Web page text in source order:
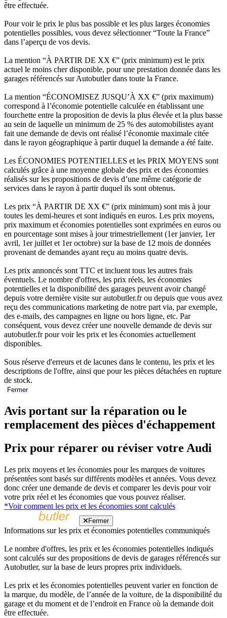
être effectuée.
Pour voir le prix le plus bas possible et les plus larges économies
potentielles possibles, vous devez sélectionner “Toute la France”
dans l’aperçu de vos devis.
La mention “À PARTIR DE XX €” (prix minimum) est le prix
actuel le moins cher disponible, pour une prestation donnée dans les
garages référencés sur Autobutler dans toute la France.
La mention “ÉCONOMISEZ JUSQU’À XX €” (prix maximum)
correspond à l’économie potentielle calculée en établissant une
fourchette entre la proposition de devis la plus élevée et la plus basse
au sein de laquelle un minimum de 25 % des automobilistes ayant
fait une demande de devis ont réalisé l’économie maximale citée
dans le rayon géographique à partir duquel la demande a été faite.
Les ÉCONOMIES POTENTIELLES et les PRIX MOYENS sont
calculés grâce à une moyenne globale des prix et des économies
réalisés sur les propositions de devis d’une même catégorie de
services dans le rayon à partir duquel ils sont obtenus.
Les prix “À PARTIR DE XX €” (prix minimum) sont mis à jour
toutes les demi-heures et sont indiqués en euros. Les prix moyens,
prix maximum et économies potentielles sont exprimées en euros ou
en pourcentage sont mises à jour trimestriellement (1er janvier, 1er
avril, 1er juillet et 1er octobre) sur la base de 12 mois de données
provenant de demandes ayant reçu au moins quatre devis.
Les prix annoncés sont TTC et incluent tous les autres frais
éventuels. Le nombre d'offres, les prix réels, les économies
potentielles et la disponibilité des garages peuvent avoir changé
depuis votre dernière visite sur autobutler.fr ou depuis que vous avez
reçu des communications marketing de notre part via, par exemple,
des e-mails, des campagnes en ligne ou hors ligne, etc. Par
conséquent, vous devez créer une nouvelle demande de devis sur
autobutler.fr pour voir les prix et les économies actuellement
disponibles.
Sous réserve d'erreurs et de lacunes dans le contenu, les prix et les
descriptions de l'offre, ainsi que pour les pièces détachées en rupture
de stock.
Fermer
Avis portant sur la réparation ou le
remplacement des pièces d'échappement
Prix pour réparer ou réviser votre Audi
Les prix moyens et les économies pour les marques de voitures
présentées sont basés sur différents modèles et années. Vous devez
donc créer une demande de devis et comparer les devis pour voir
votre prix réel et les économies que vous pouvez réaliser.
*Voir comment les prix et les économies sont calculés
Fermer
Informations sur les prix et économies potentielles communiqués
Le nombre d'offres, les prix et les économies potentielles indiqués
sont calculés sur des propositions de devis de garages référencés sur
Autobutler, sur la base de leurs propres prix individuels.
Les prix et les économies potentielles peuvent varier en fonction de
la marque, du modèle, de l’année de la voiture, de la disponibilité du
garage et du moment et de l’endroit en France où la demande doit
être effectuée.